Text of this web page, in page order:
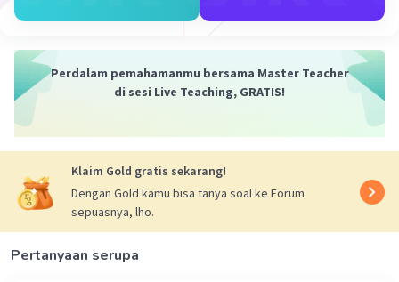
Jawaban terverifikasi
luasnya16x² – 56x + 49dan kelilingnya16x – 28.
Pada soal diketahui sisi persegi = 4x – 7
Kita ingat bahwa rumus luas persegi adalah s²,
jadi
Luas = (4x – 7)²
Perdalam pemahamanmu bersama Master Teacher
di sesi Live Teaching, GRATIS!
Klaim Gold gratis sekarang!
Dengan Gold kamu bisa tanya soal ke Forum
sepuasnya, lho.
Pertanyaan serupa